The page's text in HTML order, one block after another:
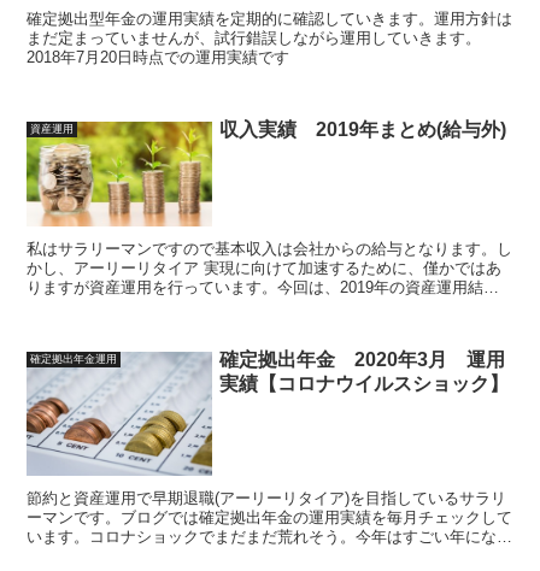
確定拠出型年金の運用実績を定期的に確認していきます。運用方針は
まだ定まっていませんが、試行錯誤しながら運用していきます。
2018年7月20日時点での運用実績です
資産運用 収入実績 2019年まとめ(給与外)
私はサラリーマンですので基本収入は会社からの給与となります。し
かし、アーリーリタイア 実現に向けて加速するために、僅かではあ
りますが資産運用を行っています。今回は、2019年の資産運用結果
確定拠出年金運用
確定拠出年金 2020年3月 運用
実績【コロナウイルスショック】
節約と資産運用で早期退職(アーリーリタイア)を目指しているサラリ
ーマンです。ブログでは確定拠出年金の運用実績を毎月チェックして
います。コロナショックでまだまだ荒れそう。今年はすごい年になり